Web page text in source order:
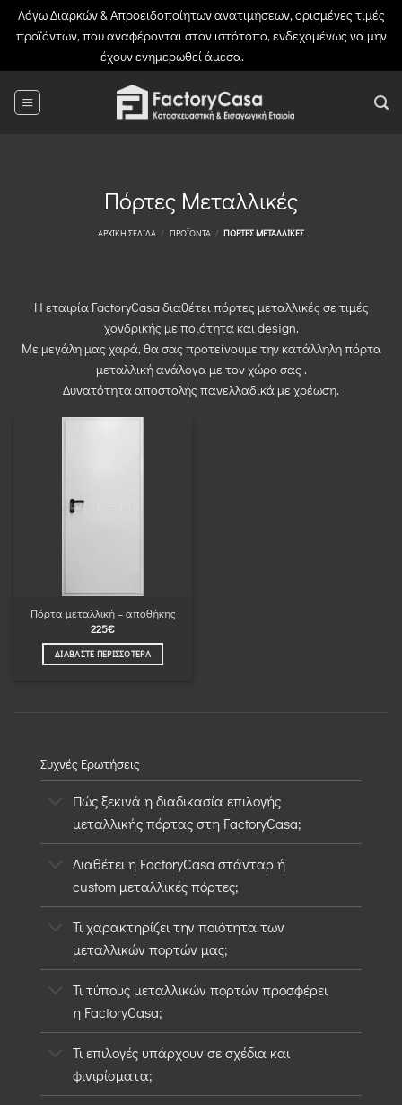
Λόγω Διαρκών & Απροειδοποίητων ανατιμήσεων, ορισμένες τιμές
προϊόντων, που αναφέρονται στον ιστότοπο, ενδεχομένως να μην
έχουν ενημερωθεί άμεσα.
Πόρτες Μεταλλικές
ΑΡΧΙΚΉ ΣΕΛΊΔΑ / ΠΡΟΪΌΝΤΑ / ΠΌΡΤΕΣ ΜΕΤΑΛΛΙΚΈΣ
Η εταιρία FactoryCasa διαθέτει πόρτες μεταλλικές σε τιμές
χονδρικής με ποιότητα και design.
Με μεγάλη μας χαρά, θα σας προτείνουμε την κατάλληλη πόρτα
μεταλλική ανάλογα με τον χώρο σας .
Δυνατότητα αποστολής πανελλαδικά με χρέωση.
Πόρτα μεταλλική – αποθήκης
225€
ΔΙΑΒΆΣΤΕ ΠΕΡΙΣΣΌΤΕΡΑ
Συχνές Ερωτήσεις
Πώς ξεκινά η διαδικασία επιλογής
μεταλλικής πόρτας στη FactoryCasa;
Διαθέτει η FactoryCasa στάνταρ ή
custom μεταλλικές πόρτες;
Τι χαρακτηρίζει την ποιότητα των
μεταλλικών πορτών μας;
Τι τύπους μεταλλικών πορτών προσφέρει
η FactoryCasa;
Τι επιλογές υπάρχουν σε σχέδια και
φινιρίσματα;